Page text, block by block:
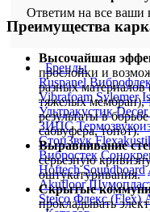
Ответим на все ваши
Бренды
Ruspanel
Vibrafoam Sylomer
Ультракустик
ЗИПС
СтопЗвук
Вибростек
Hoftech Soundboard
Akufloor
Steico Флекс (Flex)
Преимущества
Высочайшая
прослойки и
разных
тяжелых мембран),
результаты в
сабвуфера, топот).
Выравнивание
серьезную
оштукатуривания.
Скрытые
прокладывать